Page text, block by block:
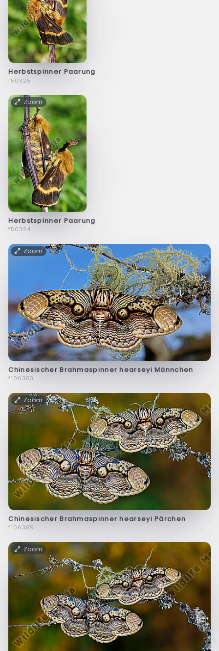
Herbstspinner Paarung
f50325
Zoom
Herbstspinner Paarung
f50324
Zoom
Chinesischer Brahmaspinner hearseyi Männchen
f106383
Zoom
Chinesischer Brahmaspinner hearseyi Pärchen
f106389
Zoom